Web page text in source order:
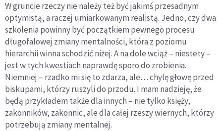
W gruncie rzeczy nie należy też być jakimś przesadnym
optymistą, a raczej umiarkowanym realistą. Jedno, czy dwa
szkolenia powinny być początkiem pewnego procesu
długofalowej zmiany mentalności, która z poziomu
hierarchii winna schodzić niżej. A na dole wciąż – niestety –
jest w tych kwestiach naprawdę sporo do zrobienia.
Niemniej – rzadko mi się to zdarza, ale… chylę głowę przed
biskupami, którzy ruszyli do przodu. I mam nadzieję, że
będą przykładem także dla innych – nie tylko księży,
zakonników, zakonnic, ale dla całej rzeszy wiernych, którzy
potrzebują zmiany mentalnej.